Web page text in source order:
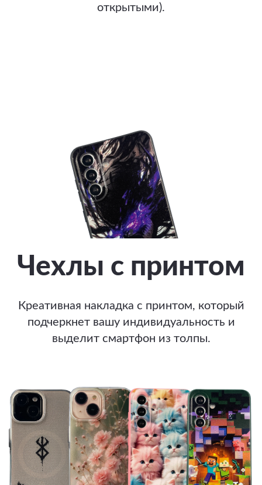
открытыми).
Чехлы с принтом
Креативная накладка с принтом, который
подчеркнет вашу индивидуальность и
выделит смартфон из толпы.